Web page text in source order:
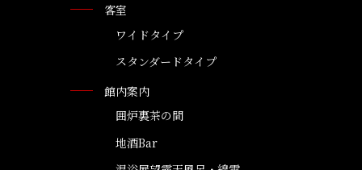
客室
ワイドタイプ
スタンダードタイプ
館内案内
囲炉裏茶の間
地酒Bar